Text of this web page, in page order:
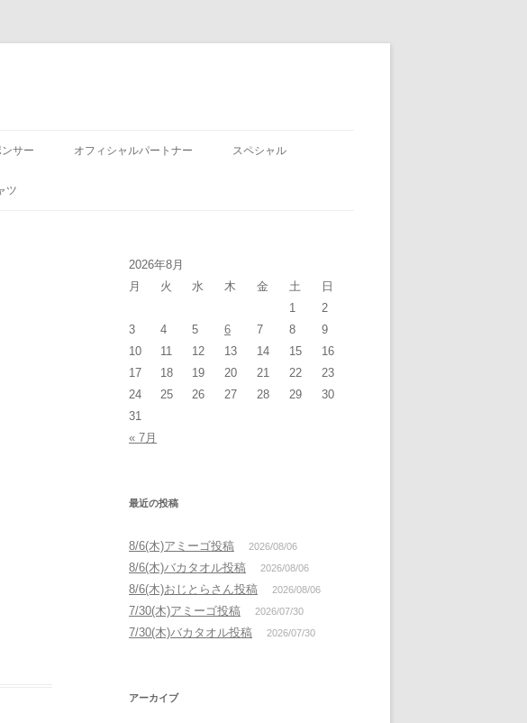
サー オフィシャルパートナー スペシャル
ツ
2026年8月
月
火 水 木 金 土
日
1
2
3
4 5 6 7 8
9
10
11 12 13 14 15
16
17
18 19 20 21 22
23
24
25 26 27 28 29
30
31
« 7月
最近の投稿
8/6(木)アミーゴ投稿 2026/08/06
8/6(木)バカタオル投稿 2026/08/06
8/6(木)おじとらさん投稿 2026/08/06
7/30(木)アミーゴ投稿 2026/07/30
7/30(木)バカタオル投稿 2026/07/30
アーカイブ